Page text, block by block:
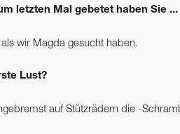
letzten Mal gebetet haben Sie ...
als wir Magda gesucht haben.
Lust?
auf Stützrädern die -